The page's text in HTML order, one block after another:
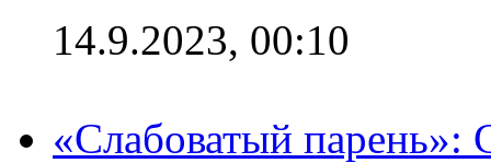
14.9.2023, 00:10
«Слабоватый парень»: